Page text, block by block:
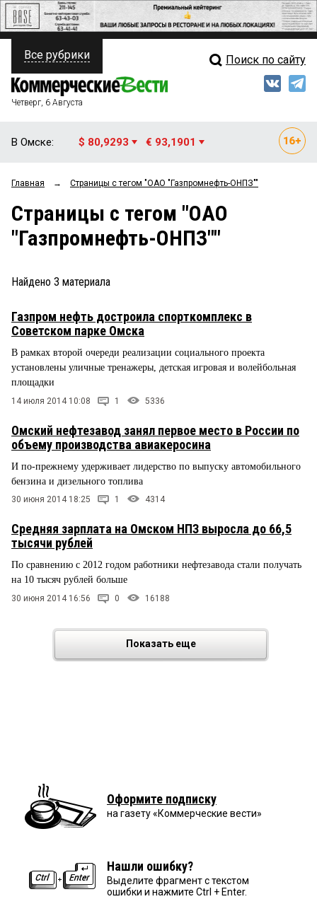
ПОЛИТИКА
ФИНАНСЫ
ОБЩЕСТВО
ЗАКОН
НОВОСТИ КОМПАНИЙ
ПРОИСШЕСТВИЯ
СТИЛЬ ЖИЗНИ
Свежий выпуск
Мнения
Рейтинги
Блоги
Все рубрики Поиск по сайту
Четверг, 6 Августа
В Омске: $ 80,9293 € 93,1901
Главная → Страницы c тегом "ОАО "Газпромнефть-ОНПЗ""
Страницы c тегом "ОАО
"Газпромнефть-ОНПЗ""
Найдено 3 материала
Газпром нефть достроила спорткомплекс в
Советском парке Омска
В рамках второй очереди реализации социального проекта
установлены уличные тренажеры, детская игровая и волейбольная
площадки
14 июля 2014 10:08 1 5336
Омский нефтезавод занял первое место в России по
объему производства авиакеросина
И по-прежнему удерживает лидерство по выпуску автомобильного
бензина и дизельного топлива
30 июня 2014 18:25 1 4314
Средняя зарплата на Омском НПЗ выросла до 66,5
тысячи рублей
По сравнению с 2012 годом работники нефтезавода стали получать
на 10 тысяч рублей больше
30 июня 2014 16:56 0 16188
Показать еще
Оформите подписку
на газету «Коммерческие вести»
Нашли ошибку?
Выделите фрагмент с текстом
ошибки и нажмите Ctrl + Enter.